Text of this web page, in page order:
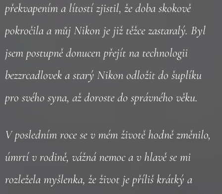
překvapením a lítostí zjistil, že doba skokově
pokročila a můj Nikon je již těžce zastaralý. Byl
jsem postupně donucen přejít na technologii
bezzrcadlovek a starý Nikon odložit do šuplíku
pro svého syna, až doroste do správného věku.
V posledním roce se v mém životě hodně změnilo,
úmrtí v rodině, vážná nemoc a v hlavě se mi
rozležela myšlenka, že život je příliš krátký a